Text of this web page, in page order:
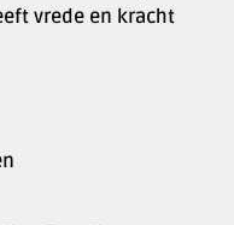
vrede en kracht